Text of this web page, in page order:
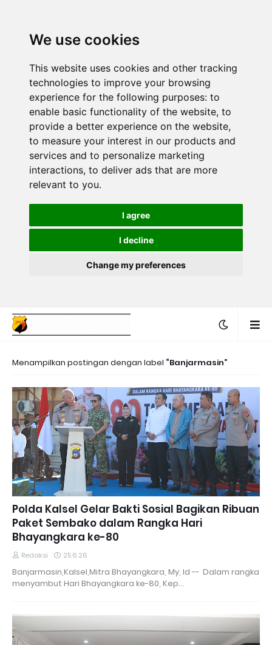
We use cookies
This website uses cookies and other tracking
technologies to improve your browsing
experience for the following purposes: to
enable basic functionality of the website, to
provide a better experience on the website,
to measure your interest in our products and
services and to personalize marketing
interactions, to deliver ads that are more
relevant to you.
I agree
I decline
Change my preferences
Menampilkan postingan dengan label Banjarmasin
Polda Kalsel Gelar Bakti Sosial Bagikan Ribuan
Paket Sembako dalam Rangka Hari
Bhayangkara ke-80
Redaksi 25.6.26
Banjarmasin,Kalsel,Mitra Bhayangkara, My, Id -- Dalam rangka
menyambut Hari Bhayangkara ke-80, Kep…